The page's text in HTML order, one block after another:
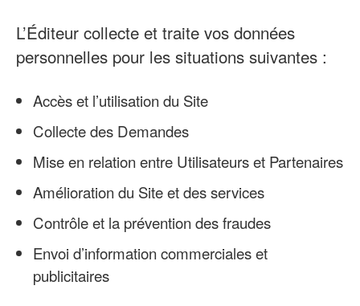
L’Éditeur collecte et traite vos données
personnelles pour les situations suivantes :
Accès et l’utilisation du Site
Collecte des Demandes
Mise en relation entre Utilisateurs et Partenaires
Amélioration du Site et des services
Contrôle et la prévention des fraudes
Envoi d’information commerciales et
publicitaires